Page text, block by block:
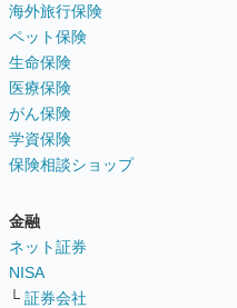
海外旅行保険
ペット保険
生命保険
医療保険
がん保険
学資保険
保険相談ショップ
金融
ネット証券
NISA
└ 証券会社